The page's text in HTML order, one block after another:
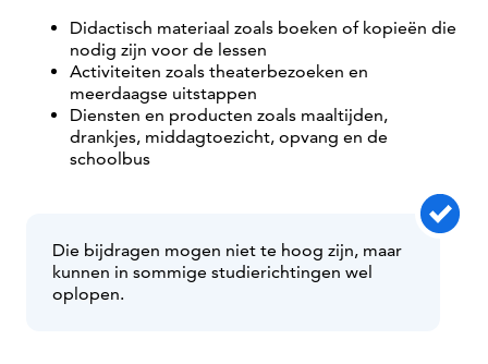
Didactisch materiaal zoals boeken of kopieën die
nodig zijn voor de lessen
Activiteiten zoals theaterbezoeken en
meerdaagse uitstappen
Diensten en producten zoals maaltijden,
drankjes, middagtoezicht, opvang en de
schoolbus
Die bijdragen mogen niet te hoog zijn, maar
kunnen in sommige studierichtingen wel
oplopen.